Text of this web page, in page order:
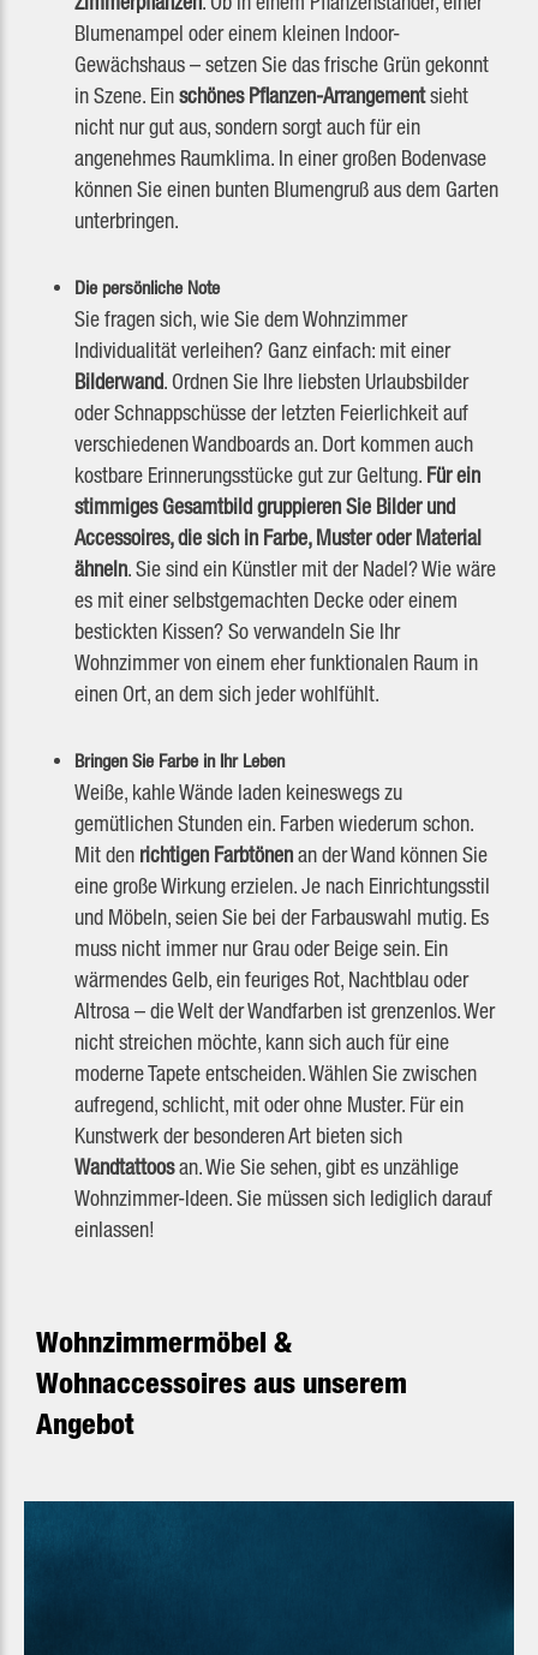
Blumenampel oder einem kleinen Indoor-
Gewächshaus – setzen Sie das frische Grün gekonnt
in Szene. Einschönes Pflanzen-Arrangementsieht
nicht nur gut aus, sondern sorgt auch für ein
angenehmes Raumklima. In einer großen Bodenvase
können Sie einen bunten Blumengruß aus dem Garten
unterbringen.
Die persönliche Note
Sie fragen sich, wie Sie dem Wohnzimmer
Individualität verleihen? Ganz einfach: mit einer
Bilderwand. Ordnen Sie Ihre liebsten Urlaubsbilder
oder Schnappschüsse der letzten Feierlichkeit auf
verschiedenen Wandboards an. Dort kommen auch
kostbare Erinnerungsstücke gut zur Geltung. Für ein
stimmiges Gesamtbild gruppieren Sie Bilder und
Accessoires, die sich in Farbe, Muster oder Material
ähneln. Sie sind ein Künstler mit der Nadel? Wie wäre
es mit einer selbstgemachten Decke oder einem
bestickten Kissen? So verwandeln Sie Ihr
Wohnzimmer von einem eher funktionalen Raum in
einen Ort, an dem sich jeder wohlfühlt.
Bringen Sie Farbe in Ihr Leben
Weiße, kahle Wände laden keineswegs zu
gemütlichen Stunden ein. Farben wiederum schon.
Mit den richtigen Farbtönenan der Wand können Sie
eine große Wirkung erzielen. Je nach Einrichtungsstil
und Möbeln, seien Sie bei der Farbauswahl mutig. Es
muss nicht immer nur Grau oder Beige sein. Ein
wärmendes Gelb, ein feuriges Rot, Nachtblau oder
Altrosa – die Welt der Wandfarben ist grenzenlos. Wer
nicht streichen möchte, kann sich auch für eine
moderne Tapete entscheiden. Wählen Sie zwischen
aufregend, schlicht, mit oder ohne Muster. Für ein
Kunstwerk der besonderen Art bieten sich
Wandtattoosan. Wie Sie sehen, gibt es unzählige
Wohnzimmer-Ideen. Sie müssen sich lediglich darauf
einlassen!
Wohnzimmermöbel &
Wohnaccessoires aus unserem
Angebot